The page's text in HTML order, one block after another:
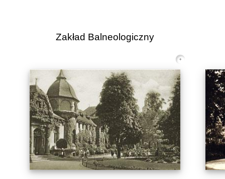
Zakład Balneologiczny